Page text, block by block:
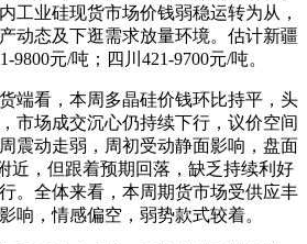
工业硅现货市场价钱弱稳运转为从，
动态及下逛需求放量环境。估计新疆
9800元/吨；四川421-9700元/吨。
看，本周多晶硅价钱环比持平，头
市场成交沉心仍持续下行，议价空间
震动走弱，周初受动静面影响，盘面
近，但跟着预期回落，缺乏持续利好
。全体来看，本周期货市场受供应丰
响，情感偏空，弱势款式较着。